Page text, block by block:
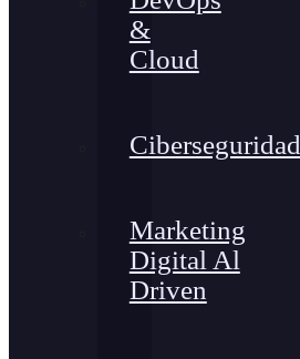
&
Cloud
Ciberseguridad
Marketing
Digital Al
Driven